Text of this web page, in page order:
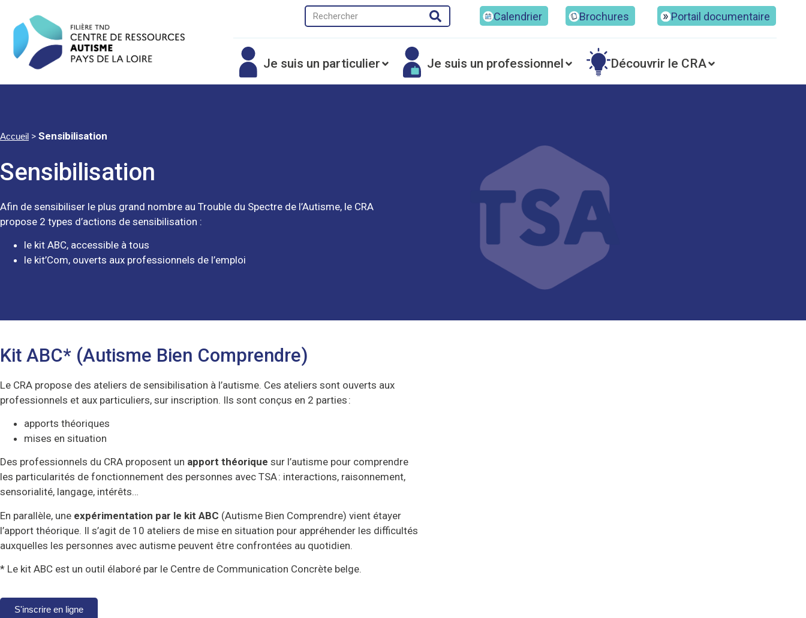
Calendrier Brochures Portail documentaire
Je suis un particulier Je suis un professionnel Découvrir le CRA
Accueil > Sensibilisation
Sensibilisation
Afin de sensibiliser le plus grand nombre au Trouble du Spectre de l’Autisme, le CRA
propose 2 types d’actions de sensibilisation :
le kit ABC, accessible à tous
le kit’Com, ouverts aux professionnels de l’emploi
Kit ABC* (Autisme Bien Comprendre)
Le CRA propose des ateliers de sensibilisation à l’autisme. Ces ateliers sont ouverts aux
professionnels et aux particuliers, sur inscription. Ils sont conçus en 2 parties :
apports théoriques
mises en situation
Des professionnels du CRA proposent un apport théorique sur l’autisme pour comprendre
les particularités de fonctionnement des personnes avec TSA : interactions, raisonnement,
sensorialité, langage, intérêts…
En parallèle, une expérimentation par le kit ABC (Autisme Bien Comprendre) vient étayer
l’apport théorique. Il s’agit de 10 ateliers de mise en situation pour appréhender les difficultés
auxquelles les personnes avec autisme peuvent être confrontées au quotidien.
* Le kit ABC est un outil élaboré par le Centre de Communication Concrète belge.
S'inscrire en ligne